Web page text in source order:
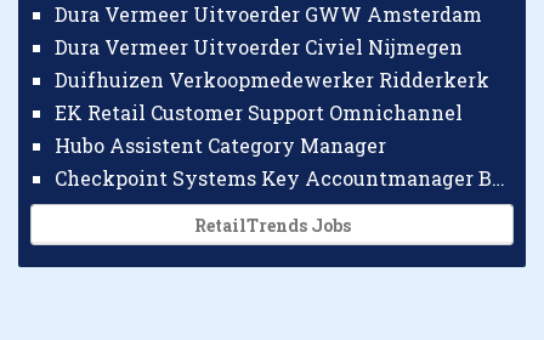
Dura Vermeer Uitvoerder GWW Amsterdam
Dura Vermeer Uitvoerder Civiel Nijmegen
Duifhuizen Verkoopmedewerker Ridderkerk
EK Retail Customer Support Omnichannel
Hubo Assistent Category Manager
Checkpoint Systems Key Accountmanager Benelux
RetailTrends Jobs